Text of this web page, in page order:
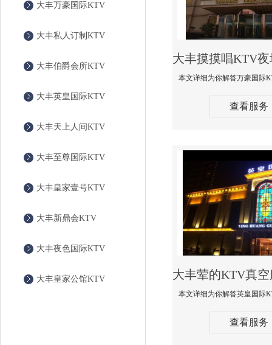
大丰万豪国际KTV
大丰私人订制KTV
大丰伯爵会所KTV
大丰英皇国际KTV
大丰天上人间KTV
大丰至尊国际KTV
大丰皇家壹号KTV
大丰新鼎会KTV
大丰夜色国际KTV
大丰皇家公馆KTV
查看服务
查看服务